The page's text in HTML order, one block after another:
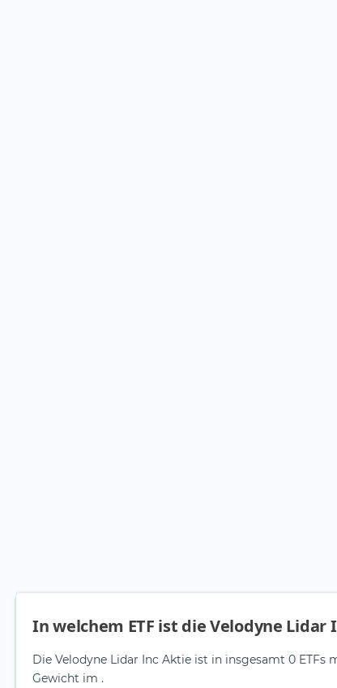
In welchem ETF ist die Velodyne
Die Velodyne Lidar Inc Aktie ist in insgesamt 0 ETFs
Gewicht im .